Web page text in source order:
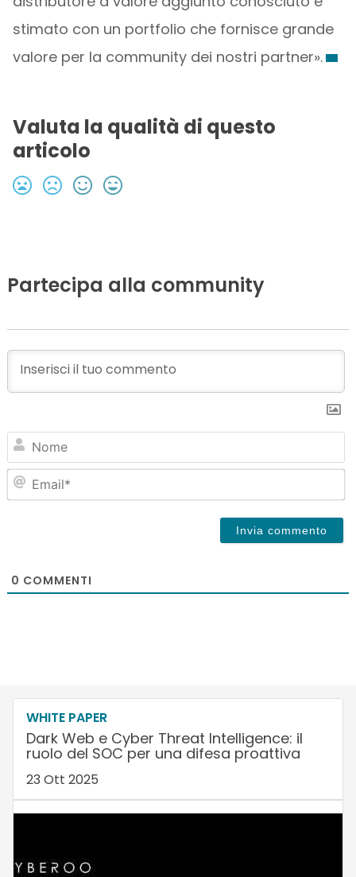
stimato con un portfolio che fornisce grande
valore per la community dei nostri partner».
Valuta la qualità di questo
articolo
Partecipa alla community
0 COMMENTI
WHITE PAPER
Dark Web e Cyber Threat Intelligence: il
ruolo del SOC per una difesa proattiva
23 Ott 2025